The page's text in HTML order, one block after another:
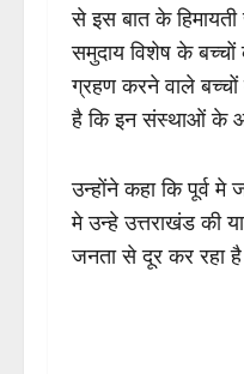
से इस बात के
समुदाय विशेष के बच्चों
ग्रहण करने वाले
है कि इन संस्थाओं के
उन्होंने कहा कि पूर्व
मे उन्हे उत्तराखंड की
जनता से दूर कर रहा